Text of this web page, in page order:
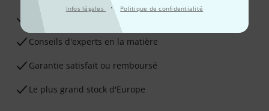
Infos légales · Politique de confidentialité
Conseils d'experts en la matière
Garantie satisfait ou remboursé
Le plus grand stock d'Europe